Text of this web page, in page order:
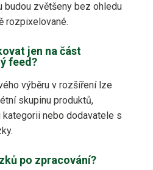
budou zvětšeny bez ohledu
rozpixelované.
jen na část
feed?
výběru v rozšíření lze
skupinu produktů,
kategorii nebo dodavatele s
po zpracování?